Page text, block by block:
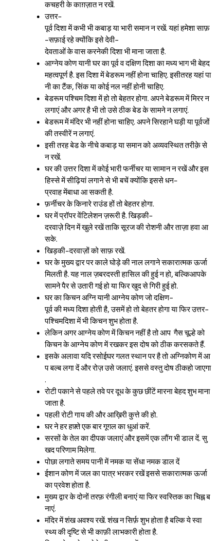
कचहरी के काग़ज़ात न रखें.
उत्तर-
पूर्व दिशा में कभी भी कबाड़ या भारी समान न रखें. यहां हमेशा साफ़
-सफ़ाई रहे क्योंकि इसे देवी-
देवताओं के वास करनेकी दिशा भी माना जाता है.
आग्नेय कोण यानी घर का पूर्व व दक्षिण दिशा का मध्य भाग भी बेहद
महत्वपूर्ण है. इस दिशा में बेडरूम नहीं होना चाहिए. इसीतरह यहां पा
नी का टैंक, सिंक या कोई नल नहीं होनी चाहिए.
बेडरूम पश्चिम दिशा में हो तो बेहतर होगा. अपने बेडरूम में मिरर न
लगाएं और अगर है भी तो उसे ठीक बेड के सामने न लगाएं.
बेडरूम में मंदिर भी नहीं होना चाहिए. अपने सिरहाने घड़ी या पूर्वजों
की तस्वीरें न लगाएं.
इसी तरह बेड के नीचे कबाड़ या समान को अव्यवस्थित तरीक़े से
न रखें.
घर की उत्तर दिशा में कोई भारी फर्नीचर या सामान न रखें और इस
हिस्से में सीढ़ियां लगाने से भी बचें क्योंकि इससे धन-
प्रवाह मेंबाधा आ सकती है.
फ़र्नीचर के किनारे राउंड हों तो बेहतर होगा.
घर में प्रॉपर वेंटिलेशन ज़रूरी है. खिड़की-
दरवाज़े दिन में खुले रखें ताकि सूरज की रोशनी और ताज़ा हवा आ
सके.
खिड़की-दरवाज़ों को साफ़ रखें.
घर के मुख्य द्वार पर काले घोड़े की नाल लगाने सकारात्मक ऊर्जा
मिलती है. यह नाल ज़बरदस्ती हासिल की हुई न हो, बल्किआपके
सामने पैर से उतारी गई हो या फिर खुद से गिरी हुई हो.
घर का किचन अग्नि यानी आग्नेय कोण जो दक्षिण-
पूर्व की मध्य दिशा होती है, उसमें हो तो बेहतर होगा या फिर उत्तर-
पश्चिमदिशा में भी किचन शुभ होता है.
लेकिन अगर आग्नेय कोण में किचन नहीं है तो आप गैस चूल्हे को
किचन के आग्नेय कोण में रखकर इस दोष को ठीक करसकते हैं.
इसके अलावा यदि रसोईघर गलत स्थान पर है तो अग्निकोण में आ
प बल्ब लगा दें और रोज़ उसे जलाएं. इससे वस्तु दोष ठीकहो जाएगा
.
रोटी पकाने से पहले तवे पर दूध के कुछ छींटें मारना बेहद शुभ माना
जाता है.
पहली रोटी गाय की और आख़िरी कुत्ते की हो.
घर ने हर हफ़्ते एक बार गूगल का धुआं करें.
सरसों के तेल का दीपक जलाएं और इसमें एक लौंग भी डाल दें. सु
खद परिणाम मिलेगा.
पोछा लगाते समय पानी में नमक या सेंधा नमक डाल दें
ईशान कोण में जल का पात्र भरकर रखें इससे सकारात्मक ऊर्जा
का प्रवेश होता है.
मुख्य द्वार के दोनों तरफ़ रंगीली बनाएं या फिर स्वस्तिक का चिह्न ब
नाएं.
मंदिर में शंख अवश्य रखें. शंख न सिर्फ़ शुभ होता है बल्कि ये स्वा
स्थ्य की दृष्टि से भी काफ़ी लाभकारी होता है.